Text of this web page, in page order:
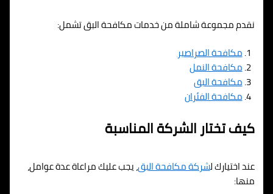
نقدم مجموعة شاملة من خدمات مكافحة البق تشمل:
مكافحة الصراصير
مكافحة النمل
مكافحة البق
مكافحة الفئران
كيف تختار الشركة المناسبة
عند اختيارك لشركة مكافحة البق، يجب عليك مراعاة عدة عوامل،
منها: